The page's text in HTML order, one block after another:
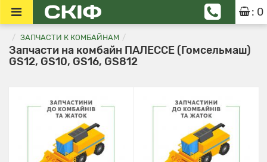
: 0
ЗАПЧАСТИ К КОМБАЙНАМ
Запчасти на комбайн ПАЛЕССЕ (Гомсельмаш)
GS12, GS10, GS16, GS812